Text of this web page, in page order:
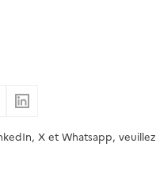
emailsur Facebook
Partager sur X
X et Whatsapp, veuillez